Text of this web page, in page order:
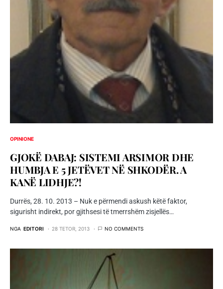
OPINIONE
GJOKË DABAJ: SISTEMI ARSIMOR DHE
HUMBJA E 5 JETËVET NË SHKODËR. A
KANË LIDHJE?!
Durrës, 28. 10. 2013 – Nuk e përmendi askush këtë faktor,
sigurisht indirekt, por gjithsesi të tmerrshëm zisjellës…
NGA EDITORI 28 TETOR, 2013 NO COMMENTS